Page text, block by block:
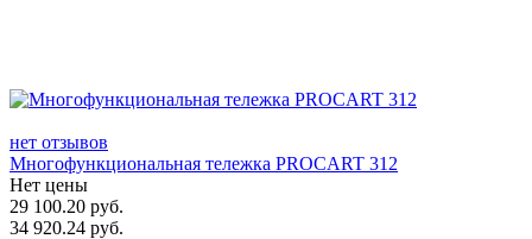
нет отзывов
Многофункциональная тележка PROCART 312
Нет цены
29 100.20 руб.
34 920.24 руб.